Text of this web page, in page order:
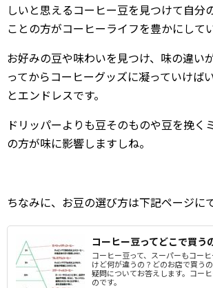
しいと思えるコーヒー豆を見つけて自分
ことの方がコーヒーライフを豊かにして
お好みの豆や味わいを見つけ、味の違い
ってからコーヒーグッズに凝っていけば
とエンドレスです。
ドリッパーよりも豆そのものや豆を挽く
の方が味に影響しますしね。
ちなみに、お豆の選び方は下記ページに
コーヒー豆ってどこで買う
コーヒー豆って、スーパーもコー
けど何が違うの？どのお店で買う
疑問についてお答えします。コー
のです。